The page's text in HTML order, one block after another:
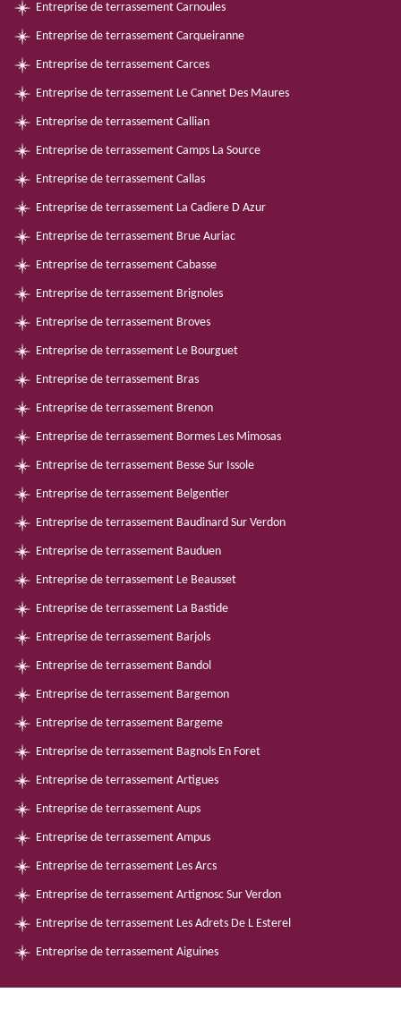
Entreprise de terrassement Carnoules
Entreprise de terrassement Carqueiranne
Entreprise de terrassement Carces
Entreprise de terrassement Le Cannet Des Maures
Entreprise de terrassement Callian
Entreprise de terrassement Camps La Source
Entreprise de terrassement Callas
Entreprise de terrassement La Cadiere D Azur
Entreprise de terrassement Brue Auriac
Entreprise de terrassement Cabasse
Entreprise de terrassement Brignoles
Entreprise de terrassement Broves
Entreprise de terrassement Le Bourguet
Entreprise de terrassement Bras
Entreprise de terrassement Brenon
Entreprise de terrassement Bormes Les Mimosas
Entreprise de terrassement Besse Sur Issole
Entreprise de terrassement Belgentier
Entreprise de terrassement Baudinard Sur Verdon
Entreprise de terrassement Bauduen
Entreprise de terrassement Le Beausset
Entreprise de terrassement La Bastide
Entreprise de terrassement Barjols
Entreprise de terrassement Bandol
Entreprise de terrassement Bargemon
Entreprise de terrassement Bargeme
Entreprise de terrassement Bagnols En Foret
Entreprise de terrassement Artigues
Entreprise de terrassement Aups
Entreprise de terrassement Ampus
Entreprise de terrassement Les Arcs
Entreprise de terrassement Artignosc Sur Verdon
Entreprise de terrassement Les Adrets De L Esterel
Entreprise de terrassement Aiguines